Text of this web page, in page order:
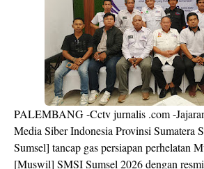
PALEMBANG -Cctv jurnalis .com -
Media Siber Indonesia Provinsi Sumatera
Sumsel] tancap gas persiapan perhelatan
[Muswil] SMSI Sumsel 2026 dengan